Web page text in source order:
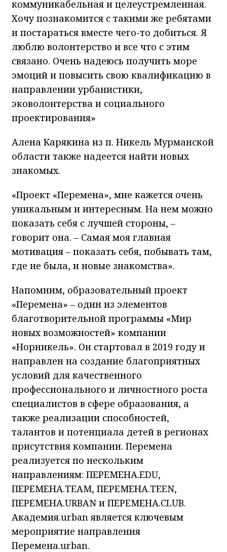
коммуникабельная и целеустремленная.
Хочу познакомится с такими же ребятами
и постараться вместе чего-то добиться. Я
люблю волонтерство и все что с этим
связано. Очень надеюсь получить море
эмоций и повысить свою квалификацию в
направлении урбанистики,
эковолонтерства и социального
проектирования»
Алена Карякина из п. Никель Мурманской
области также надеется найти новых
знакомых.
«Проект «Перемена», мне кажется очень
уникальным и интересным. На нем можно
показать себя с лучшей стороны, –
говорит она. – Самая моя главная
мотивация – показать себя, побывать там,
где не была, и новые знакомства».
Напомним, образовательный проект
«Перемена» – один из элементов
благотворительной программы «Мир
новых возможностей» компании
«Норникель». Он стартовал в 2019 году и
направлен на создание благоприятных
условий для качественного
профессионального и личностного роста
специалистов в сфере образования, а
также реализации способностей,
талантов и потенциала детей в регионах
присутствия компании. Перемена
реализуется по нескольким
направлениям: ПЕРЕМЕНА.EDU,
ПЕРЕМЕНА.TEAM, ПЕРЕМЕНА.TEEN,
ПЕРЕМЕНА.URBAN и ПЕРЕМЕНА.CLUB.
Академия.urban является ключевым
мероприятие направления
Перемена.urban.